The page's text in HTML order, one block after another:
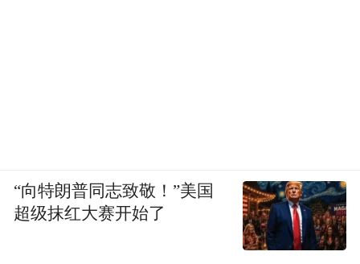
“向特朗普同志致敬！”美国
超级抹红大赛开始了